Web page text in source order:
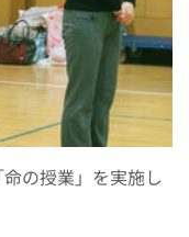
の授業」を実施し